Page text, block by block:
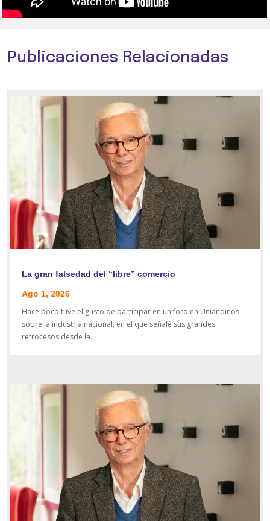
Publicaciones Relacionadas
La gran falsedad del “libre” comercio
Ago 1, 2026
Hace poco tuve el gusto de participar en un foro en Uniandinos
sobre la industria nacional, en el que señalé sus grandes
retrocesos desde la...